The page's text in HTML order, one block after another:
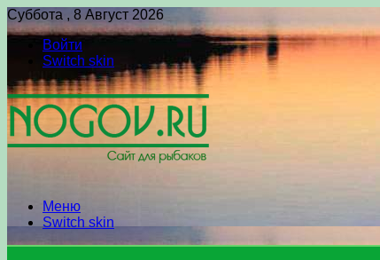
Суббота , 8 Август 2026
Войти
Switch skin
Меню
Switch skin